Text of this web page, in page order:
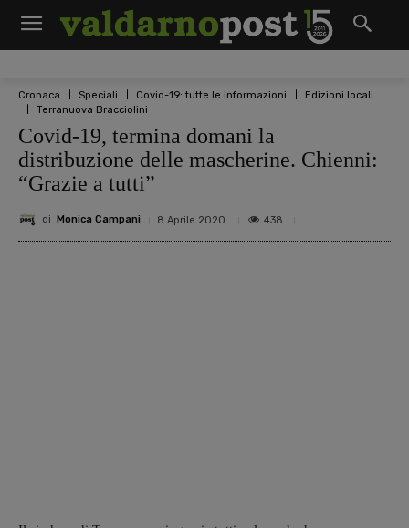
Cronaca Speciali Covid-19: tutte le informazioni
Edizioni locali
Terranuova Bracciolini
Covid-19, termina domani la
distribuzione delle mascherine. Chienni:
“Grazie a tutti”
di Monica Campani 8 Aprile 2020 438